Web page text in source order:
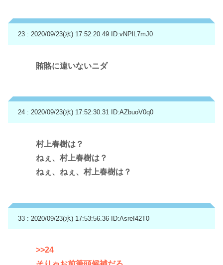
23 : 2020/09/23(水) 17:52:20.49 ID:vNPlL7mJ0
賄賂に違いないニダ
24 : 2020/09/23(水) 17:52:30.31 ID:AZbuoV0q0
村上春樹は？
ねぇ、村上春樹は？
ねぇ、ねぇ、村上春樹は？
33 : 2020/09/23(水) 17:53:56.36 ID:AsreI42T0
>>24